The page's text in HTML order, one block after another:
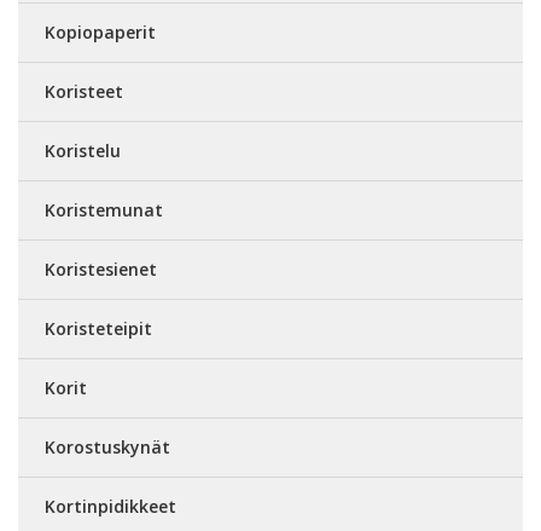
Kopiopaperit
Koristeet
Koristelu
Koristemunat
Koristesienet
Koristeteipit
Korit
Korostuskynät
Kortinpidikkeet